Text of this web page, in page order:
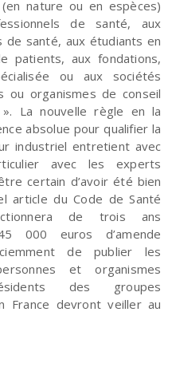
nature ou en espèces)
de santé, aux
de santé, aux étudiants en
patients, aux fondations,
ou aux sociétés
ou organismes de conseil
La nouvelle règle en la
absolue pour qualifier la
industriel entretient avec
avec les experts
certain d’avoir été bien
article du Code de Santé
de trois ans
000 euros d’amende
de publier les
et organismes
des groupes
France devront veiller au